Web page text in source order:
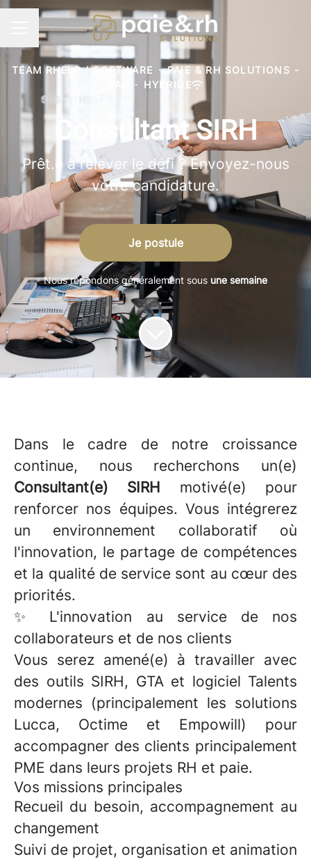
Menu carrière
TEAM RHELP / SOFTWARE · PAIE & RH SOLUTIONS -
· HYBRIDE
Consultant SIRH
Prêt.e à relever le défi ? Envoyez-nous
votre candidature.
Je postule
Nous répondons généralement sous une semaine
Dans le cadre de notre croissance
continue, nous recherchons un(e)
Consultant(e) SIRH motivé(e) pour
renforcer nos équipes. Vous intégrerez
un environnement collaboratif où
l'innovation, le partage de compétences
et la qualité de service sont au cœur des
priorités.
✨ L'innovation au service de nos
collaborateurs et de nos clients
Vous serez amené(e) à travailler avec
des outils SIRH, GTA et logiciel Talents
modernes (principalement les solutions
Lucca, Octime et Empowill) pour
accompagner des clients principalement
PME dans leurs projets RH et paie.
Vos missions principales
Recueil du besoin, accompagnement au
changement
Suivi de projet, organisation et animation